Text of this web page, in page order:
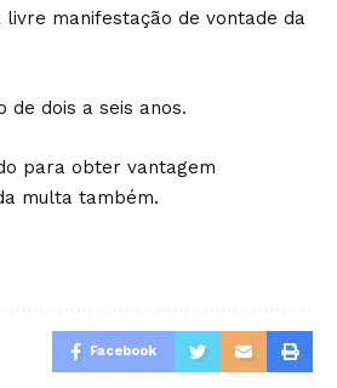
manifestação de vontade da
de dois a seis anos.
para obter vantagem
multa também.
Facebook